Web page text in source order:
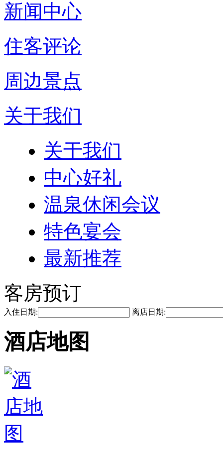
新闻中心
住客评论
周边景点
关于我们
关于我们
中心好礼
温泉休闲会议
特色宴会
最新推荐
客房预订
入住日期: 离店日期:
酒店地图